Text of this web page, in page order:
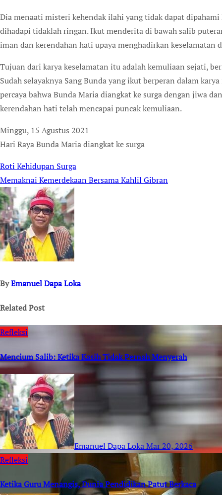
Dia menaati misteri kehendak ilahi yang tidak dapat
dihadapi tidaklah ringan. Ikut menderita di bawah salib
iman dan kerendahan hati upaya menghadirkan keselamatan
Tujuan dari karya keselamatan itu adalah kemuliaan sejati,
Sudah selayaknya Sang Bunda yang ikut berperan dalam
percaya bahwa Bunda Maria diangkat ke surga dengan jiwa
kerendahan hati telah mencapai puncak kemuliaan.
Minggu, 15 Agustus 2021
Hari Raya Bunda Maria diangkat ke surga
Post
navigation
Roti Kehidupan Surga
Memaknai Kemerdekaan Bersama Kahlil Gibran
ByEmanuel Dapa Loka
Related Post
Refleksi
Mencium Salib: Ketika Kasih Tidak Pernah Menyerah
Emanuel Dapa LokaMar 20, 2026
Refleksi
Ketika Guru Menangis, Dunia Pendidikan Patut Berkaca